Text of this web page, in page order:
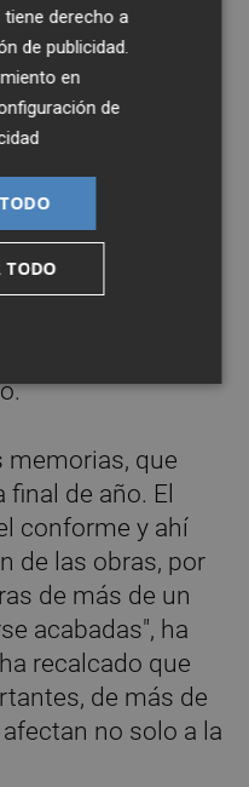
como
servicios
de ahora ya
en los
ser las grandes
apuntado.
que se trata
que supone toda
"es una obra
trabajando desde
memorias, que
de año. El
conforme y ahí
de las obras, por
de más de un
acabadas", ha
recalcado que
de más de
no solo a la
derecho a
de publicidad.
en
de
TODO